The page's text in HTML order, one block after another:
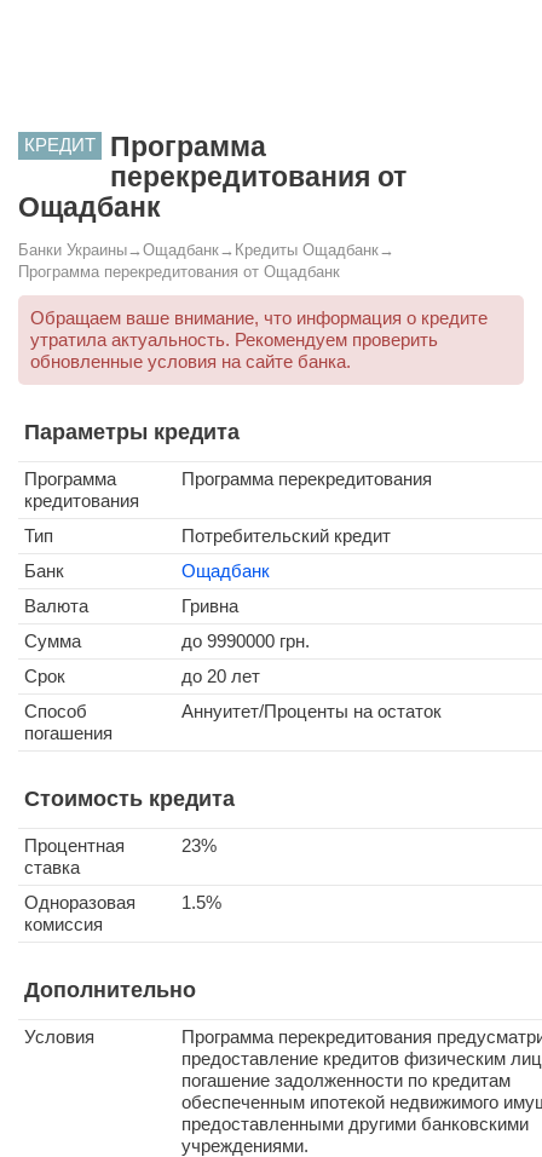
КРЕДИТ
Программа
перекредитования от
Ощадбанк
Банки Украины→ Ощадбанк→ Кредиты Ощадбанк→
Программа перекредитования от Ощадбанк
Обращаем ваше внимание, что информация о кредите
утратила актуальность. Рекомендуем проверить
обновленные условия на сайте банка.
Параметры кредита
Программа
кредитования
Программа перекредитования
Тип
Потребительский кредит
Банк
Ощадбанк
Валюта
Гривна
Сумма
до 9990000 грн.
Срок
до 20 лет
Способ
погашения
Аннуитет/Проценты на остаток
Стоимость кредита
Процентная
ставка
23%
Одноразовая
комиссия
1.5%
Дополнительно
Условия
Программа перекредитования
предоставление кредитов физическим
погашение задолженности по кредитам
обеспеченным ипотекой недвижимого
предоставленными другими банковскими
учреждениями.